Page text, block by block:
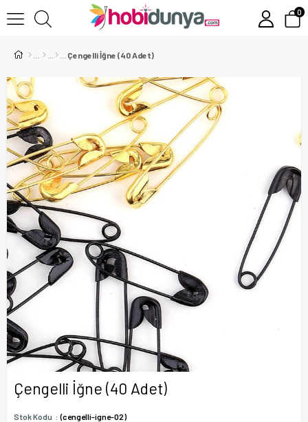
0
Çengelli İğne (40 Adet)
Çengelli İğne (40 Adet)
Stok Kodu (cengelli-igne-02)